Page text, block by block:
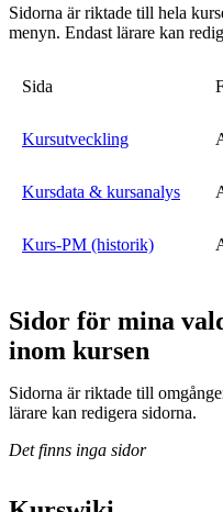
Sidorna är riktade till hela
menyn. Endast lärare kan
Sida
Kursutveckling
Kursdata & kursanalys
Kurs-PM (historik)
Sidor för mina
inom kursen
Sidorna är riktade till
lärare kan redigera sidorna.
Det finns inga sidor